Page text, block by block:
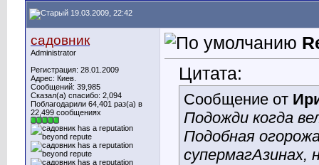
19.03.2009, 22:42
садовник
Administrator
Регистрация: 28.01.2009
Адрес: Киев.
Сообщений: 39,985
Сказал(а) спасибо: 2,094
Поблагодарили 64,401 раз(а) в
22,499 сообщениях
Цитата:
Сообщение от
Подожди когда
Подобная
супермагАзинах,